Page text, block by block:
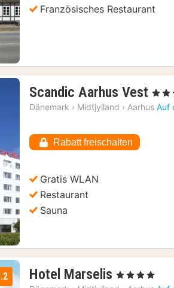
Französisches Restaurant
Nächstes Bild
Scandic Aarhus Vest 1
, 3
Dänemark › Midtjylland › Aarhus Auf
Rabatt freischalten
Gratis WLAN
Restaurant
Sauna
Hotel Marselis 1
, 4 Sterne